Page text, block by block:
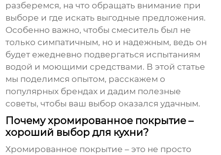
разберемся, на что обращать внимание при
выборе и где искать выгодные предложения.
Особенно важно, чтобы смеситель был не
только симпатичным, но и надежным, ведь он
будет ежедневно подвергаться испытаниям
водой и моющими средствами. В этой статье
мы поделимся опытом, расскажем о
популярных брендах и дадим полезные
советы, чтобы ваш выбор оказался удачным.
Почему хромированное покрытие –
хороший выбор для кухни?
Хромированное покрытие – это не просто